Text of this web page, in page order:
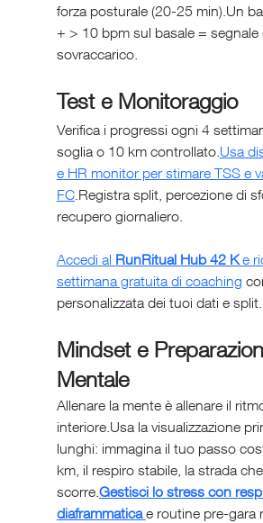
forza posturale (20-25 min).Un
+ > 10 bpm sul basale = segnale
sovraccarico.
Test e Monitoraggio
Verifica i progressi ogni 4
soglia o 10 km controllato. Usa
e HR monitor per stimare TSS e
FC.Registra split, percezione di
recupero giornaliero.
Accedi al RunRitual Hub 42 K e
settimana gratuita di coaching
personalizzata dei tuoi dati e split.
Mindset e
Mentale
Allenare la mente è allenare il
interiore.Usa la visualizzazione
lunghi: immagina il tuo passo
km, il respiro stabile, la strada che
scorre. Gestisci lo stress con
diaframmatica e routine pre-gara